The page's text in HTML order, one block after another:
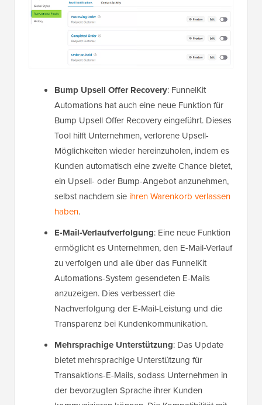
Bump Upsell Offer Recovery: FunnelKit
Automations hat auch eine neue Funktion für
Bump Upsell Offer Recovery eingeführt. Dieses
Tool hilft Unternehmen, verlorene Upsell-
Möglichkeiten wieder hereinzuholen, indem es
Kunden automatisch eine zweite Chance bietet,
ein Upsell- oder Bump-Angebot anzunehmen,
selbst nachdem sie ihren Warenkorb verlassen
haben.
E-Mail-Verlaufverfolgung: Eine neue Funktion
ermöglicht es Unternehmen, den E-Mail-Verlauf
zu verfolgen und alle über das FunnelKit
Automations-System gesendeten E-Mails
anzuzeigen. Dies verbessert die
Nachverfolgung der E-Mail-Leistung und die
Transparenz bei Kundenkommunikation.
Mehrsprachige Unterstützung: Das Update
bietet mehrsprachige Unterstützung für
Transaktions-E-Mails, sodass Unternehmen in
der bevorzugten Sprache ihrer Kunden